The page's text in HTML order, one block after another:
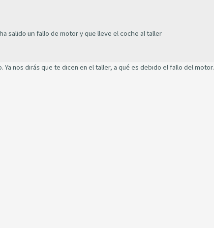
salido un fallo de motor y que lleve el coche al taller
nos dirás que te dicen en el taller, a qué es debido el fallo del motor.